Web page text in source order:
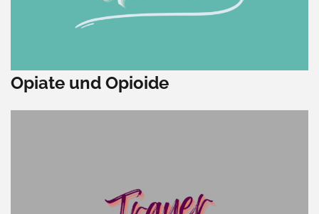
Opiate und Opioide